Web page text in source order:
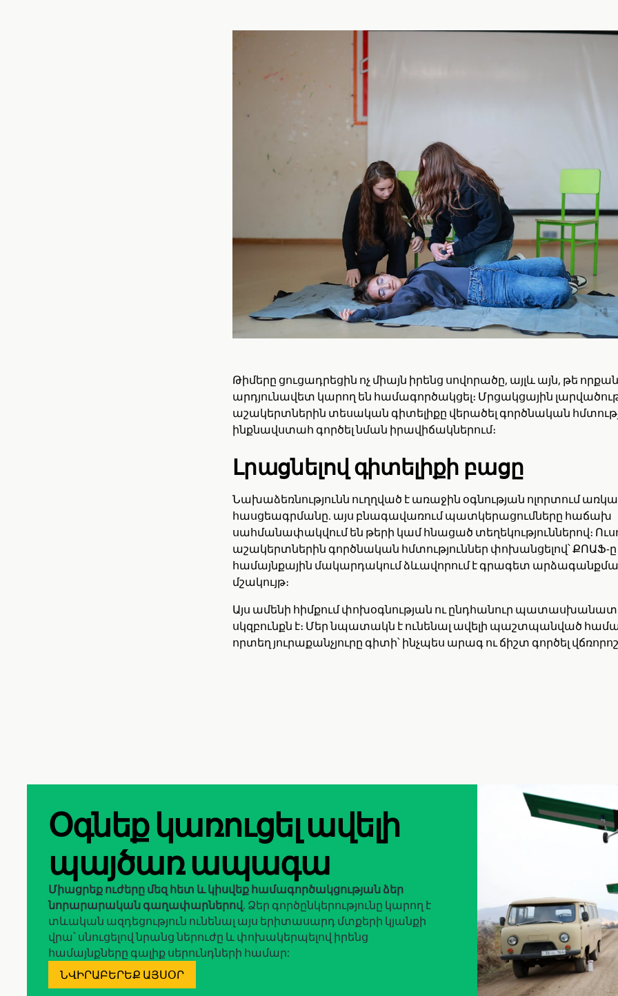
Թիմերը ցուցադրեցին ոչ միայն իրենց սովորածը, այլև այն, թե որքան
արդյունավետ կարող են համագործակցել։ Մրցակցային
աշակերտներին տեսական գիտելիքը վերածել գործնական
ինքնավստահ գործել նման իրավիճակներում։
Լրացնելով գիտելիքի բացը
Նախաձեռնությունն ուղղված է առաջին օգնության ոլորտում
հասցեագրմանը. այս բնագավառում պատկերացումները հաճախ
սահմանափակվում են թերի կամ հնացած տեղեկություններով։
աշակերտներին գործնական հմտություններ փոխանցելով՝ ՔՈԱՖ-ը
համայնքային մակարդակում ձևավորում է գրագետ
մշակույթ։
Այս ամենի հիմքում փոխօգնության ու ընդհանուր
սկզբունքն է։ Մեր նպատակն է ունենալ ավելի պաշտպանված
որտեղ յուրաքանչյուրը գիտի՝ ինչպես արագ ու ճիշտ գործել
Օգնեք կառուցել ավելի
պայծառ ապագա
Միացրեք ուժերը մեզ հետ և կիսվեք համագործակցության ձեր
նորարարական գաղափարներով. Ձեր գործընկերությունը կարող է
տևական ազդեցություն ունենալ այս երիտասարդ մտքերի կյանքի
վրա՝ սնուցելով նրանց ներուժը և փոխակերպելով իրենց
համայնքները գալիք սերունդների համար:
ՆՎԻՐԱԲԵՐԵՔ ԱՅՍՕՐ